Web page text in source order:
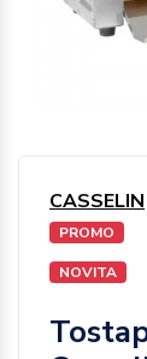
CASSELIN
PROMO
NOVITA